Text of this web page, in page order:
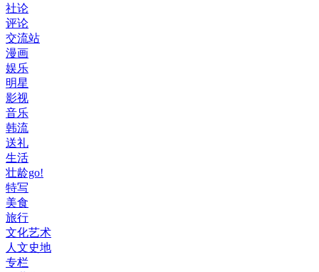
社论
评论
交流站
漫画
娱乐
明星
影视
音乐
韩流
送礼
生活
壮龄go!
特写
美食
旅行
文化艺术
人文史地
专栏